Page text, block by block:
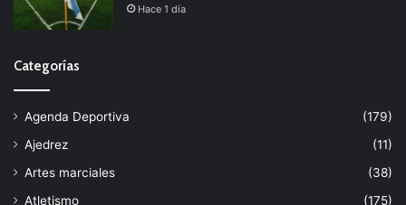
Hace 1 día
Categorías
Agenda Deportiva
(179)
Ajedrez
(11)
Artes marciales
(38)
Atletismo
(175)